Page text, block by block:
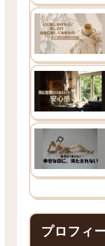
プロフィ